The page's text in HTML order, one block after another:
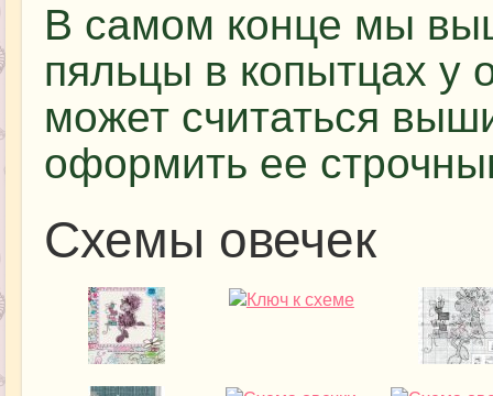
В самом конце мы
пяльцы в копытцах у
может считаться
оформить ее
Схемы овечек